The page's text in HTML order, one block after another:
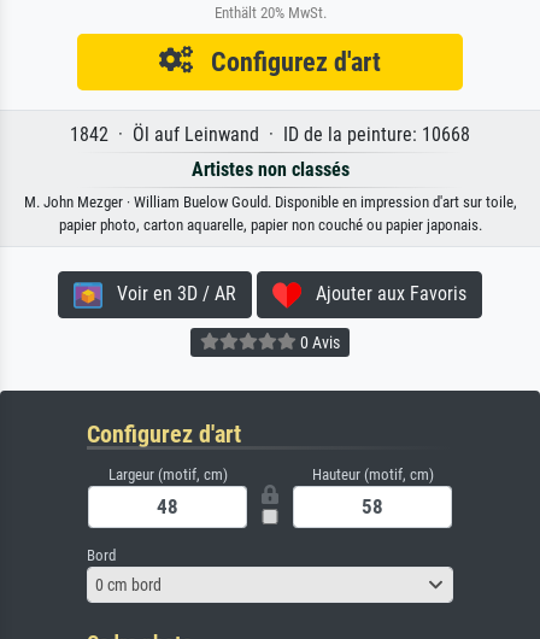
Enthält 20% MwSt.
Configurez d'art
1842 · Öl auf Leinwand · ID de la peinture: 10668
Artistes non classés
M. John Mezger · William Buelow Gould. Disponible en impression d'art sur toile,
papier photo, carton aquarelle, papier non couché ou papier japonais.
Voir en 3D / AR Ajouter aux Favoris
0 Avis
Configurez d'art
Largeur (motif, cm) Hauteur (motif, cm)
Bord
0 cm bord